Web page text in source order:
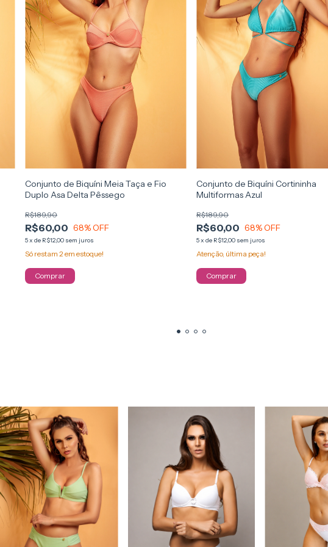
Conjunto de Biquíni Meia Taça e Fio
Duplo Asa Delta Pêssego
R$60,00
R$189,90
68% OFF
5x de R$12,00 sem juros
Só restam 2em estoque!
Comprar
Conjunto de Biquíni Cortininha
Multiformas Azul
R$60,00
R$189,90
68% OFF
5x de R$12,00 sem juros
Atenção, última peça!
Comprar